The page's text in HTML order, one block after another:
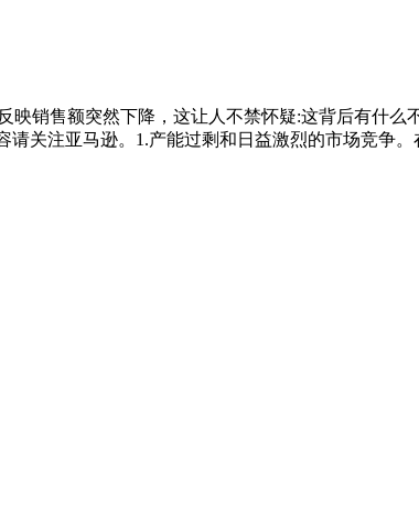
销售额突然下降，这让人不禁怀疑:这背后有什么
关注亚马逊。1.产能过剩和日益激烈的市场竞争